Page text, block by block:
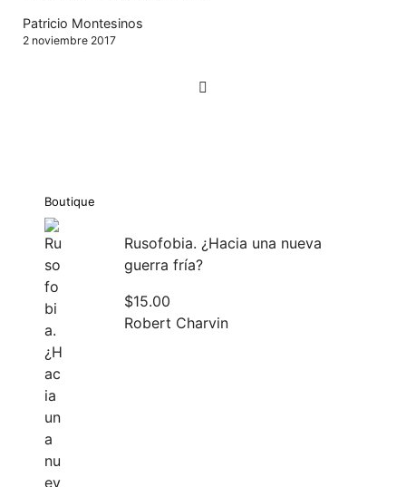
Patricio Montesinos
2 noviembre 2017
Boutique
Rusofobia. ¿Hacia una nueva
guerra fría?
$15.00
Robert Charvin